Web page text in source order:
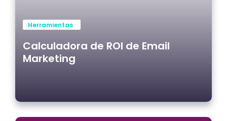
Herramientas
Calculadora de ROI de Email
Marketing